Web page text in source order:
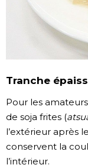
Tranche
Pour les
de soja frites (
l’extérieur après
conservent la
l’intérieur.